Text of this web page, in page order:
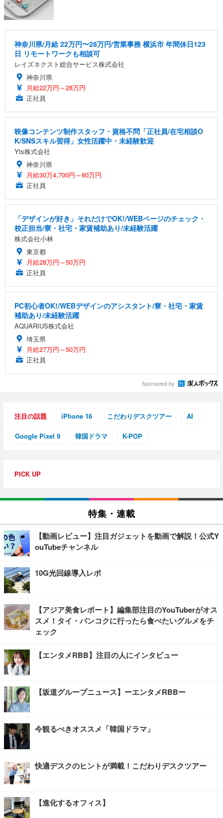
神奈川県/月給 22万円〜28万円/営業事務 横浜市 年間休日123
日 リモートワークも相談可
レイズネクスト総合サービス株式会社
神奈川県
月給22万円～28万円
正社員
映像コンテンツ制作スタッフ・資格不問「正社員/在宅相談O
K/SNSスキル習得」女性活躍中・未経験歓迎
Yts株式会社
神奈川県
月給30万4,700円～60万円
正社員
「デザインが好き」それだけでOK!/WEBページのチェック・
校正担当/寮・社宅・家賃補助あり/未経験活躍
株式会社小林
東京都
月給28万円～50万円
正社員
PC初心者OK!/WEBデザインのアシスタント/寮・社宅・家賃
補助あり/未経験活躍
AQUARIUS株式会社
埼玉県
月給27万円～50万円
正社員
Sponsored by
注目の話題 iPhone 16 こだわりデスクツアー AI
Google Pixel 9 韓国ドラマ K-POP
PICK UP
特集・連載
【動画レビュー】注目ガジェットを動画で解説！公式Y
ouTubeチャンネル
10G光回線導入レポ
【アジア美食レポート】編集部注目のYouTuberがオス
スメ！タイ・バンコクに行ったら食べたいグルメをチ
ェック
【エンタメRBB】注目の人にインタビュー
【坂道グループニュース】ーエンタメRBBー
今観るべきオススメ「韓国ドラマ」
快適デスクのヒントが満載！こだわりデスクツアー
【進化するオフィス】